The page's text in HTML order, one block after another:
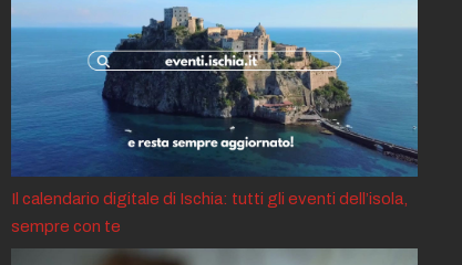
Il calendario digitale di Ischia: tutti gli eventi dell’isola,
sempre con te